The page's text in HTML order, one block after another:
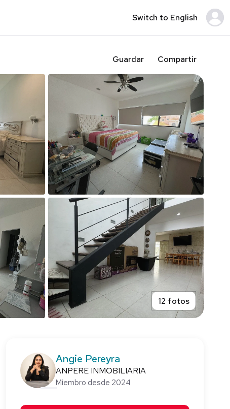
Switch to English
Guardar Compartir
12 fotos
Angie Pereyra
ANPERE INMOBILIARIA
Miembro desde 2024